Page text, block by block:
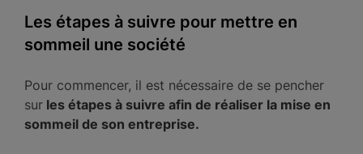
Les étapes à suivre pour mettre en
sommeil une société
Pour commencer, il est nécessaire de se pencher
sur les étapes à suivre afin de réaliser la mise en
sommeil de son entreprise.